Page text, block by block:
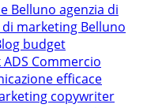
Belluno agenzia di
di marketing Belluno
budget
Commercio
efficace
copywriter